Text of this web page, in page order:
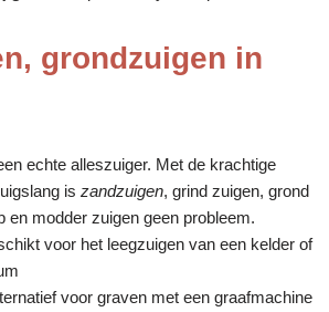
grondzuigen in
echte alleszuiger. Met de krachtige
is zandzuigen, grind zuigen, grond
en modder zuigen geen probleem.
voor het leegzuigen van een kelder of
voor graven met een graafmachine